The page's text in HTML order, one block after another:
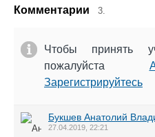
Комментарии 3.
Чтобы принять
пожалуйста
Зарегистрируйтесь
Букшев Анатолий
27.04.2019, 22:21